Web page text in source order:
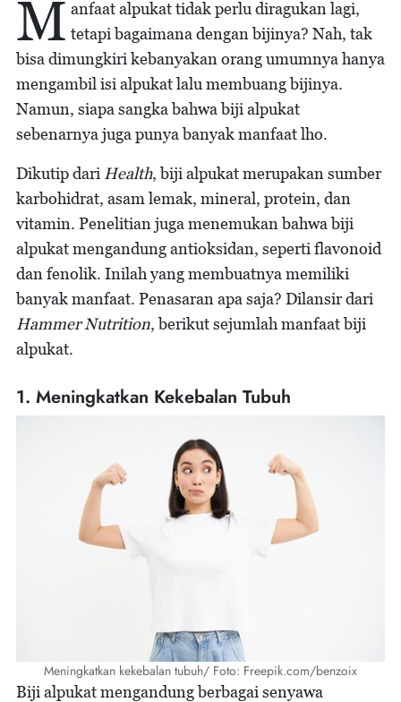
M anfaat alpukat tidak perlu diragukan lagi,
tetapi bagaimana dengan bijinya? Nah, tak
bisa dimungkiri kebanyakan orang umumnya hanya
mengambil isi alpukat lalu membuang bijinya.
Namun, siapa sangka bahwa biji alpukat
sebenarnya juga punya banyak manfaat lho.
Dikutip dari Health, biji alpukat merupakan sumber
karbohidrat, asam lemak, mineral, protein, dan
vitamin. Penelitian juga menemukan bahwa biji
alpukat mengandung antioksidan, seperti flavonoid
dan fenolik. Inilah yang membuatnya memiliki
banyak manfaat. Penasaran apa saja? Dilansir dari
Hammer Nutrition, berikut sejumlah manfaat biji
alpukat.
1. Meningkatkan Kekebalan Tubuh
Meningkatkan kekebalan tubuh/ Foto: Freepik.com/benzoix
Biji alpukat mengandung berbagai senyawa